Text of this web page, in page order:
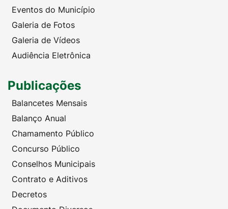
Eventos do Município
Galeria de Fotos
Galeria de Vídeos
Audiência Eletrônica
Publicações
Balancetes Mensais
Balanço Anual
Chamamento Público
Concurso Público
Conselhos Municipais
Contrato e Aditivos
Decretos